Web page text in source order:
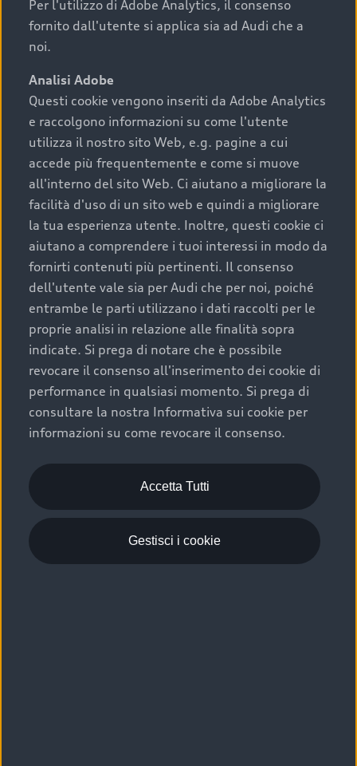
I requisiti fondamentali da considerare prima di
acquistare un’auto usata, oltre al prezzo e all'aspetto,
chilometraggio: un valore contenuto corrisponde a
uno stato migliore del veicolo e a una maggiore
durata nel tempo;
cronologia dei tagliandi: una documentazione
completa della vettura certifica una manutenzione
costante e accurata;
condizioni della carrozzeria e degli interni: una
buona conservazione evidenzia cura e attenzione del
precedente proprietario;
efficienza meccanica: motore, trasmissione e
componenti principali in ottimo stato garantiscono
prestazioni affidabili e sicure.
Acquistare un’auto usata in una Concessionaria ufficiale
Audi che offre l’usato garantito tramite Audi Prima
Scelta :plus, significa affidarsi ad un prodotto che viene
sottoposto a 110 controlli approfonditi e coperto da
garanzia fino a 4 anni per una maggiore tutela del tuo
acquisto.
Per l'utilizzo di Adobe Analytics, il consenso
fornito dall'utente si applica sia ad Audi che a
noi.
Analisi Adobe
Questi cookie vengono inseriti da Adobe Analytics
e raccolgono informazioni su come l'utente
utilizza il nostro sito Web, e.g. pagine a cui
accede più frequentemente e come si muove
all'interno del sito Web. Ci aiutano a migliorare la
facilità d'uso di un sito web e quindi a migliorare
la tua esperienza utente. Inoltre, questi cookie ci
aiutano a comprendere i tuoi interessi in modo da
fornirti contenuti più pertinenti. Il consenso
dell'utente vale sia per Audi che per noi, poiché
entrambe le parti utilizzano i dati raccolti per le
proprie analisi in relazione alle finalità sopra
indicate. Si prega di notare che è possibile
revocare il consenso all'inserimento dei cookie di
performance in qualsiasi momento. Si prega di
consultare la nostra Informativa sui cookie per
informazioni su come revocare il consenso.
Accetta Tutti
Gestisci i cookie